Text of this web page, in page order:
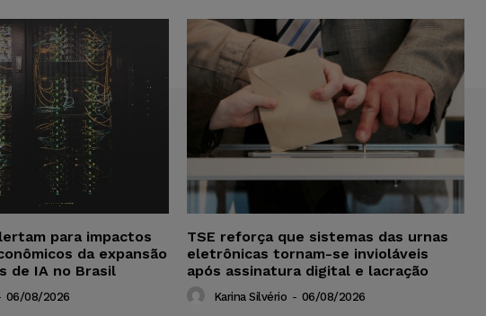
para impactos
da expansão
de IA no Brasil
06/08/2026
TSE reforça que sistemas das urnas
eletrônicas tornam-se invioláveis
após assinatura digital e lacração
Karina Silvério - 06/08/2026